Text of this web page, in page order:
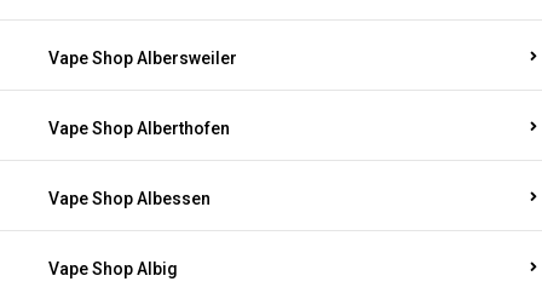
Vape Shop Albersweiler
Vape Shop Alberthofen
Vape Shop Albessen
Vape Shop Albig